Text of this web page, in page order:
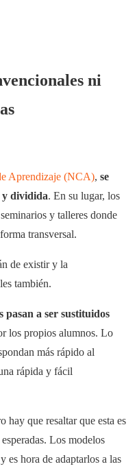
ni
Aprendizaje (NCA), se
y dividida. En su lugar, los
y talleres donde
transversal.
de existir y la
también.
pasan a ser sustituidos
los propios alumnos. Lo
más rápido al
rápida y fácil
hay que resaltar que esta es
Los modelos
es hora de adaptarlos a las